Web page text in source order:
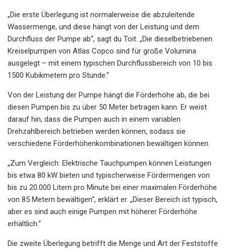
„Die erste Überlegung ist normalerweise die abzuleitende
Wassermenge, und diese hängt von der Leistung und dem
Durchfluss der Pumpe ab“, sagt du Toit. „Die dieselbetriebenen
Kreiselpumpen von Atlas Copco sind für große Volumina
ausgelegt – mit einem typischen Durchflussbereich von 10 bis
1500 Kubikmetern pro Stunde.“
Von der Leistung der Pumpe hängt die Förderhöhe ab, die bei
diesen Pumpen bis zu über 50 Meter betragen kann. Er weist
darauf hin, dass die Pumpen auch in einem variablen
Drehzahlbereich betrieben werden können, sodass sie
verschiedene Förderhöhenkombinationen bewältigen können.
„Zum Vergleich: Elektrische Tauchpumpen können Leistungen
bis etwa 80 kW bieten und typischerweise Fördermengen von
bis zu 20.000 Litern pro Minute bei einer maximalen Förderhöhe
von 85 Metern bewältigen“, erklärt er. „Dieser Bereich ist typisch,
aber es sind auch einige Pumpen mit höherer Förderhöhe
erhältlich.“
Die zweite Überlegung betrifft die Menge und Art der Feststoffe